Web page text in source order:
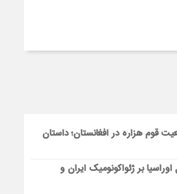
قوم هزاره در افغانستان؛ داستان
بر ژئواکونومیک ایران و